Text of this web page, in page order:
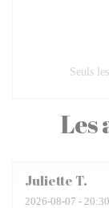
Les
Juliette T
2026-08-07 -
Seuls